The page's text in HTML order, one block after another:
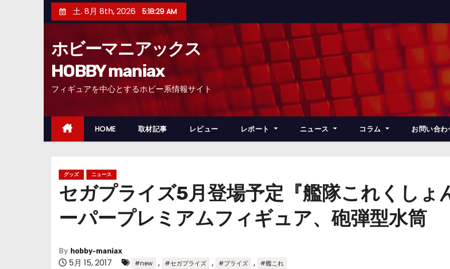
ン
ッ
土. 8月 8th, 2026 5:18:30 AM
ホビーマニアックス
HOBBY maniax
フィギュアを中心とするホビー系情報サイト
HOME 取材記事 レビュー レポート ニュース コラム お問い合わ
グッズ ニュース
セガプライズ5月登場予定『艦隊これくしょ
ーパープレミアムフィギュア、砲弾型水筒
By hobby-maniax
5月 15, 2017 #new , #セガプライズ , #プライズ , #艦これ